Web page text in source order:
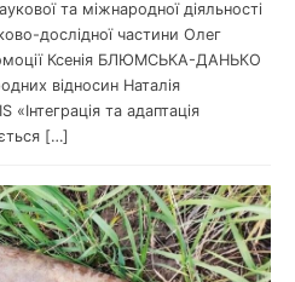
та міжнародної діяльності
дослідної частини Олег
Ксенія БЛЮМСЬКА-ДАНЬКО
відносин Наталія
та адаптація
[…]